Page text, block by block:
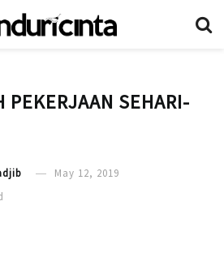
PEKERJAAN SEHARI-
May 12, 2019